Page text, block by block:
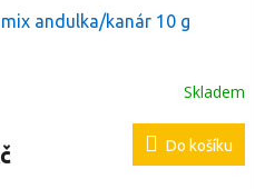
andulka/kanár 10 g
Skladem
Do košíku